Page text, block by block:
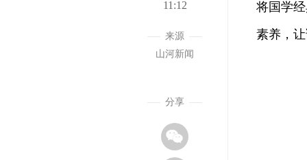
11:12
来源
山河新闻
分享
将国学
素养，让